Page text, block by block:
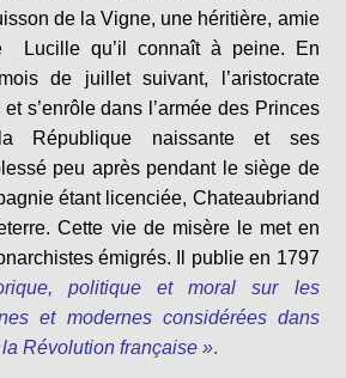
de la Vigne, une héritière, amie
qu’il connaît à peine. En
de juillet suivant, l’aristocrate
s’enrôle dans l’armée des Princes
République naissante et ses
peu après pendant le siège de
étant licenciée, Chateaubriand
Cette vie de misère le met en
émigrés. Il publie en 1797
politique et moral sur les
et modernes considérées dans
Révolution française ».